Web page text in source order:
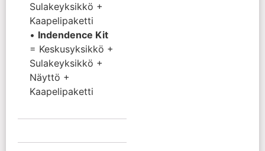
Sulakeyksikkö +
Kaapelipaketti
• Indendence Kit
= Keskusyksikkö +
Sulakeyksikkö +
Näyttö +
Kaapelipaketti